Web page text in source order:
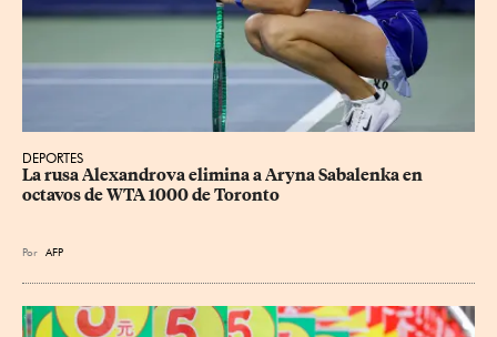
DEPORTES
La rusa Alexandrova elimina a Aryna Sabalenka en
octavos de WTA 1000 de Toronto
Por AFP